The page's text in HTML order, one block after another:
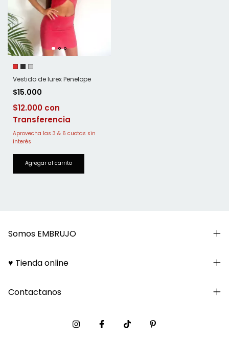
Vestido de lurex Penelope
$15.000
$12.000
Somos EMBRUJO
♥ Tienda online
Contactanos